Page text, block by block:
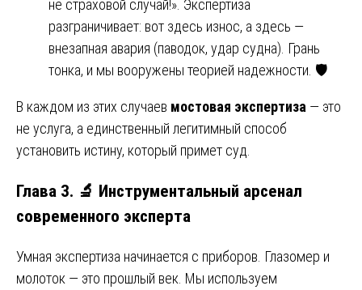
не страховой случай!». Экспертиза
разграничивает: вот здесь износ, а здесь —
внезапная авария (паводок, удар судна). Грань
тонка, и мы вооружены теорией надежности. 🛡️
В каждом из этих случаев мостовая экспертиза — это
не услуга, а единственный легитимный способ
установить истину, который примет суд.
Глава 3. 🔬 Инструментальный арсенал
современного эксперта
Умная экспертиза начинается с приборов. Глазомер и
молоток — это прошлый век. Мы используем